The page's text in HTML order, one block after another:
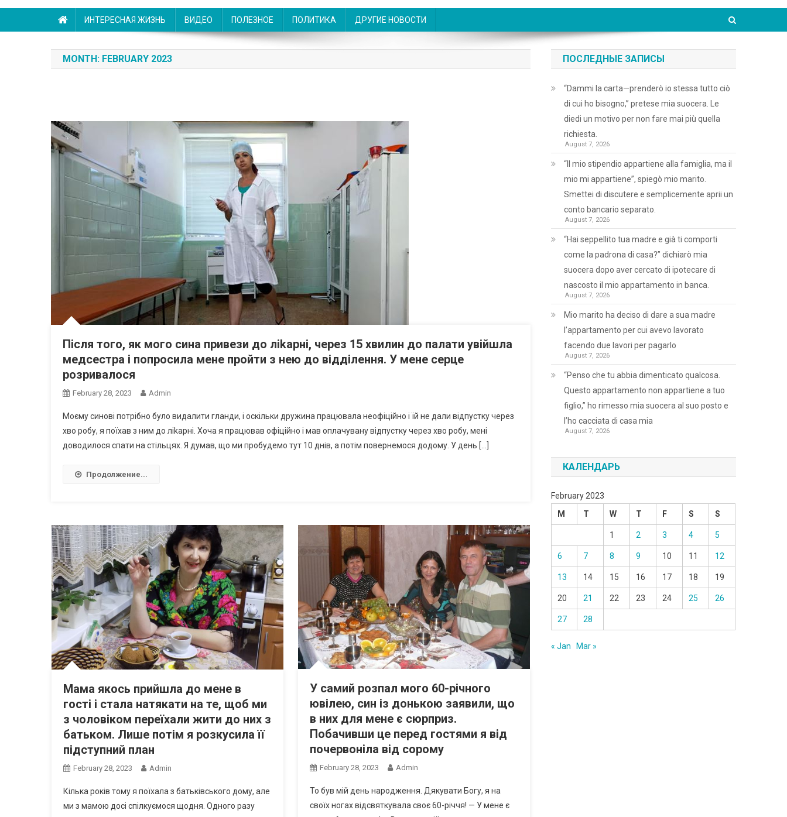
ИНТЕРЕСНАЯ ЖИЗНЬ ВИДЕО ПОЛЕЗНОЕ ПОЛИТИКА ДРУГИЕ НОВОСТИ
MONTH: FEBRUARY 2023
Після того, як мого сина привези до ліkарні, через 15 хвилин до палати увійшла
медсестра і попросила мене пройти з нею до відділення. У мене серце
розривалося
February 28, 2023 Admin
Моєму синові потрібно було видалити гланди, і оскільки дружина працювала неофіційно і їй не дали відпустку через
хво робу, я поїхав з ним до ліkарні. Хоча я працював офіційно і мав оплачувану відпустку через хво робу, мені
доводилося спати на стільцях. Я думав, що ми пробудемо тут 10 днів, а потім повернемося додому. У день […]
Продолжение...
Мама якось прийшла до мене в
гості і стала натякати на те, щоб ми
з чоловіком переїхали жити до них з
батьком. Лише потім я розкусила її
підступний план
February 28, 2023 Admin
Кілька років тому я поїхала з батьківського дому, але
ми з мамою досі спілкуємося щодня. Одного разу
У самий розпал мого 60-річного
ювілею, син із донькою заявили, що
в них для мене є сюрприз.
Побачивши це перед гостями я від
почервоніла від сорому
February 28, 2023 Admin
То був мій день народження. Дякувати Богу, я на
своїх ногах відсвяткувала своє 60-річчя! — У мене є
ПОСЛЕДНЫЕ ЗАПИСЫ
“Dammi la carta—prenderò io stessa tutto ciò
di cui ho bisogno,” pretese mia suocera. Le
diedi un motivo per non fare mai più quella
richiesta.
August 7, 2026
“Il mio stipendio appartiene alla famiglia, ma il
mio mi appartiene”, spiegò mio marito.
Smettei di discutere e semplicemente aprii un
conto bancario separato.
August 7, 2026
“Hai seppellito tua madre e già ti comporti
come la padrona di casa?” dichiarò mia
suocera dopo aver cercato di ipotecare di
nascosto il mio appartamento in banca.
August 7, 2026
Mio marito ha deciso di dare a sua madre
l’appartamento per cui avevo lavorato
facendo due lavori per pagarlo
August 7, 2026
“Penso che tu abbia dimenticato qualcosa.
Questo appartamento non appartiene a tuo
figlio,” ho rimesso mia suocera al suo posto e
l’ho cacciata di casa mia
August 7, 2026
КАЛЕНДАРЬ
February 2023
M
T W T F S S
1 2 3 4 5
6 7 8 9 10 11 12
13 14 15 16 17 18 19
20 21 22 23 24 25 26
27 28
« Jan Mar »